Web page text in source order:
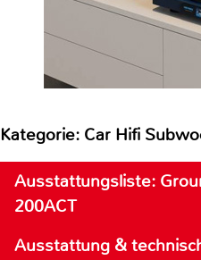
Kategorie: Car Hifi
Ausstattungsliste:
200ACT
Ausstattung &